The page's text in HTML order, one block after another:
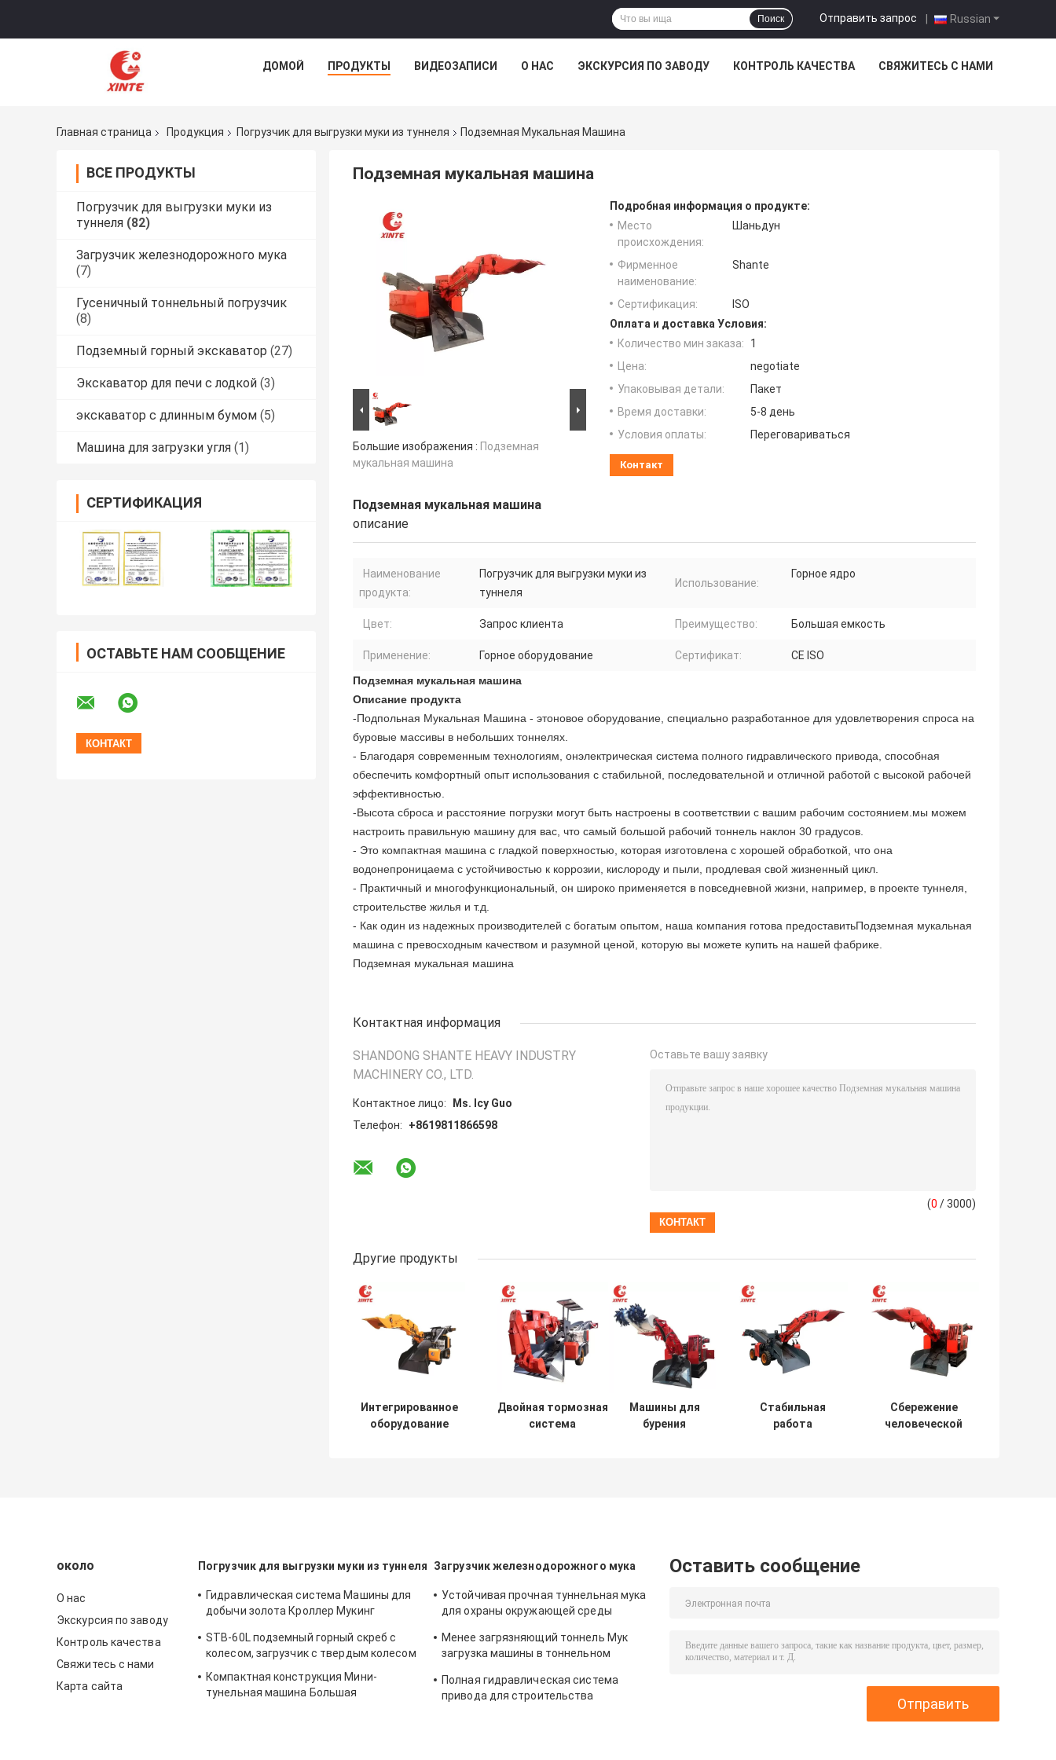
Russian
Отправить запрос |
Поиск
ДОМОЙ ПРОДУКТЫ ВИДЕОЗАПИСИ О НАС ЭКСКУРСИЯ ПО ЗАВОДУ КОНТРОЛЬ КАЧЕСТВА СВЯЖИТЕСЬ С НАМИ
Главная страница Продукция Погрузчик для выгрузки муки из туннеля Подземная Мукальная Машина
ВСЕ ПРОДУКТЫ
Погрузчик для выгрузки муки из
туннеля (82)
Загрузчик железнодорожного мука
(7)
Гусеничный тоннельный погрузчик
(8)
Подземный горный экскаватор (27)
Экскаватор для печи с лодкой (3)
экскаватор с длинным бумом (5)
Машина для загрузки угля (1)
СЕРТИФИКАЦИЯ
ОСТАВЬТЕ НАМ СООБЩЕНИЕ
Подземная мукальная машина
Большие изображения : Подземная
мукальная машина
Подробная информация о продукте:
Место
происхождения:
Шаньдун
Фирменное
наименование:
Shante
Сертификация:
ISO
Оплата и доставка Условия:
Количество мин заказа:
1
Цена:
negotiate
Упаковывая детали:
Пакет
Время доставки:
5-8 день
Условия оплаты:
Переговариваться
Контакт
Подземная мукальная машина
описание
Наименование
продукта:
Погрузчик для выгрузки муки из
туннеля
Использование:
Горное ядро
Цвет: Запрос клиента Преимущество: Большая емкость
Применение: Горное оборудование Сертификат:
CE ISO
Подземная мукальная машина
Описание продукта
-Подпольная Мукальная Машина - этоновое оборудование, специально разработанное для удовлетворения спроса на
буровые массивы в небольших тоннелях.
- Благодаря современным технологиям, онэлектрическая система полного гидравлического привода, способная
обеспечить комфортный опыт использования с стабильной, последовательной и отличной работой с высокой рабочей
эффективностью.
-Высота сброса и расстояние погрузки могут быть настроены в соответствии с вашим рабочим состоянием.мы можем
настроить правильную машину для вас, что самый большой рабочий тоннель наклон 30 градусов.
- Это компактная машина с гладкой поверхностью, которая изготовлена с хорошей обработкой, что она
водонепроницаема с устойчивостью к коррозии, кислороду и пыли, продлевая свой жизненный цикл.
- Практичный и многофункциональный, он широко применяется в повседневной жизни, например, в проекте туннеля,
строительстве жилья и т.д.
- Как один из надежных производителей с богатым опытом, наша компания готова предоставитьПодземная мукальная
машина с превосходным качеством и разумной ценой, которую вы можете купить на нашей фабрике.
Подземная мукальная машина
Контактная информация
SHANDONG SHANTE HEAVY INDUSTRY
MACHINERY CO., LTD.
Контактное лицо:
Ms. Icy Guo
Телефон:
+8619811866598
Оставьте вашу заявку
(0 / 3000)
Другие продукты
Интегрированное
оборудование
Двойная тормозная
система
Машины для
бурения
Стабильная
работа
Сбережение
человеческой
около
О нас
Экскурсия по заводу
Контроль качества
Свяжитесь с нами
Карта сайта
Погрузчик для выгрузки муки из туннеля
Гидравлическая система Машины для
добычи золота Кроллер Мукинг
STB-60L подземный горный скреб с
колесом, загрузчик с твердым колесом
Компактная конструкция Мини-
тунельная машина Большая
Загрузчик железнодорожного мука
Устойчивая прочная туннельная мука
для охраны окружающей среды
Менее загрязняющий тоннель Мук
загрузка машины в тоннельном
Полная гидравлическая система
привода для строительства
Оставить сообщение